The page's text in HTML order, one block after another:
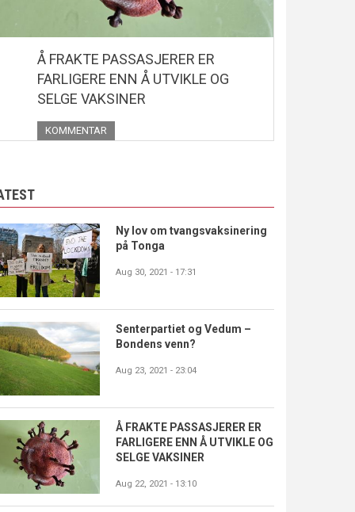
Å FRAKTE PASSASJERER ER
FARLIGERE ENN Å UTVIKLE OG
SELGE VAKSINER
KOMMENTAR
Ny lov om tvangsvaksinering
på Tonga
Aug 30, 2021 - 17:31
Senterpartiet og Vedum –
Bondens venn?
Aug 23, 2021 - 23:04
Å FRAKTE PASSASJERER ER
FARLIGERE ENN Å UTVIKLE OG
SELGE VAKSINER
Aug 22, 2021 - 13:10